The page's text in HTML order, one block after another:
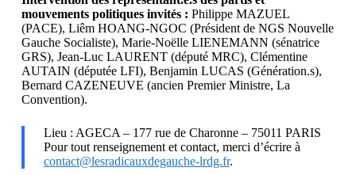
mouvements politiques invités : Philippe MAZUEL
(PACE), Liêm HOANG-NGOC (Président de NGS Nouvelle
Gauche Socialiste), Marie-Noëlle LIENEMANN (sénatrice
GRS), Jean-Luc LAURENT (député MRC), Clémentine
AUTAIN (députée LFI), Benjamin LUCAS (Génération.s),
Bernard CAZENEUVE (ancien Premier Ministre, La
Convention).
Lieu : AGECA – 177 rue de Charonne – 75011 PARIS
Pour tout renseignement et contact, merci d’écrire à
contact@lesradicauxdegauche-lrdg.fr.